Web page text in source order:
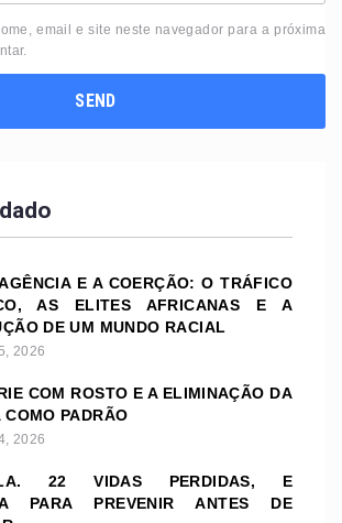
email e site neste navegador para a próxima
E A COERÇÃO: O TRÁFICO
AS ELITES AFRICANAS E A
DE UM MUNDO RACIAL
2026
COM ROSTO E A ELIMINAÇÃO DA
COMO PADRÃO
2026
22 VIDAS PERDIDAS, E
PARA PREVENIR ANTES DE